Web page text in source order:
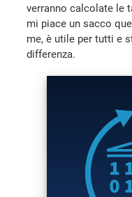
verranno calcolate le
mi piace un sacco
me, è utile per tutti e
differenza.